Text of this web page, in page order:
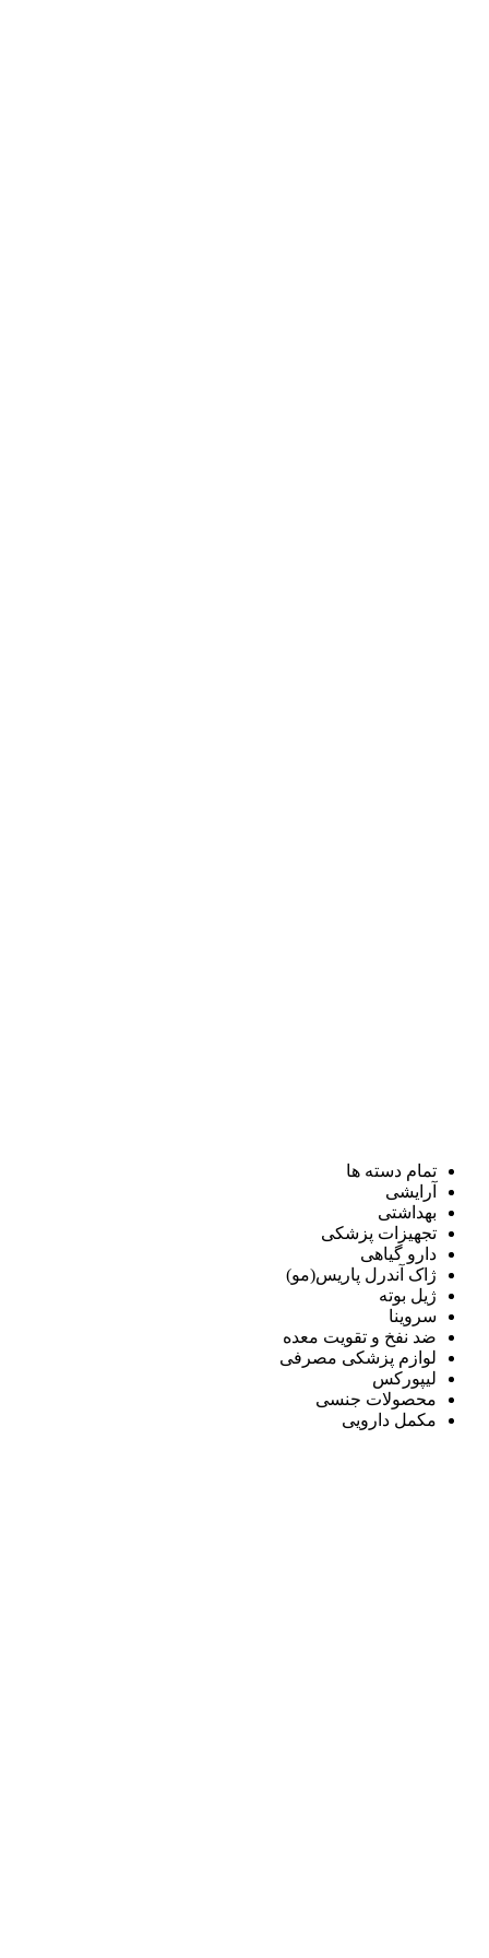
تمام دسته ها
آرایشی
بهداشتی
تجهیزات پزشکی
دارو گیاهی
ژاک آندرل پاریس(مو)
ژیل بوته
سروینا
ضد نفخ و تقویت معده
لوازم پزشکی مصرفی
لیپورکس
محصولات جنسی
مکمل دارویی